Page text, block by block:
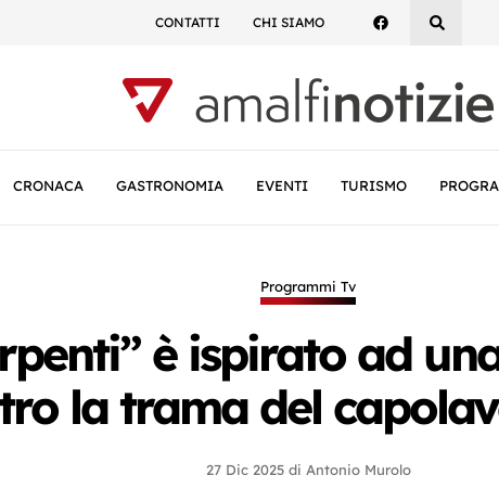
CONTATTI CHI SIAMO
CRONACA GASTRONOMIA EVENTI TURISMO
Programmi Tv
è ispirato ad
la trama del
27 Dic 2025 di Antonio Murolo